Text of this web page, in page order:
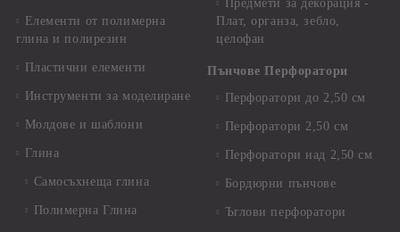
Елементи от полимерна
глина и полирезин
Пластични елементи
Инструменти за моделиране
Молдове и шаблони
Глина
Самосъхнеща глина
Полимерна Глина
Предмети за декорация -
Плат, органза, зебло,
целофан
Пънчове Перфоратори
Перфоратори до 2,50 см
Перфоратори 2,50 см
Перфоратори над 2,50 см
Бордюрни пънчове
Ъглови перфоратори